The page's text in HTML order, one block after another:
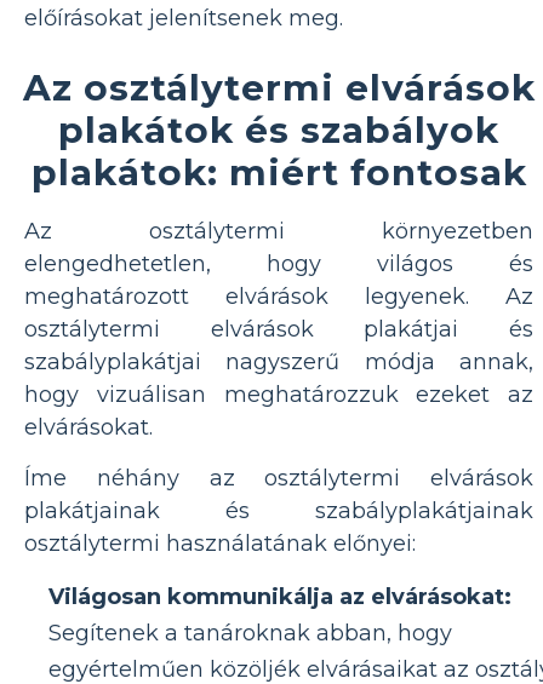
előírásokat jelenítsenek meg.
Az osztálytermi elvárások
plakátok és szabályok
plakátok: miért fontosak
Az osztálytermi környezetben
elengedhetetlen, hogy világos és
meghatározott elvárások legyenek. Az
osztálytermi elvárások plakátjai és
szabályplakátjai nagyszerű módja annak,
hogy vizuálisan meghatározzuk ezeket az
elvárásokat.
Íme néhány az osztálytermi elvárások
plakátjainak és szabályplakátjainak
osztálytermi használatának előnyei:
Világosan kommunikálja az elvárásokat:
Segítenek a tanároknak abban, hogy
egyértelműen közöljék elvárásaikat az